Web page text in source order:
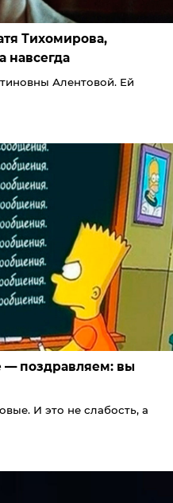
Тихомирова,
навсегда
Алентовой. Ей
— поздравляем: вы
И это не слабость, а